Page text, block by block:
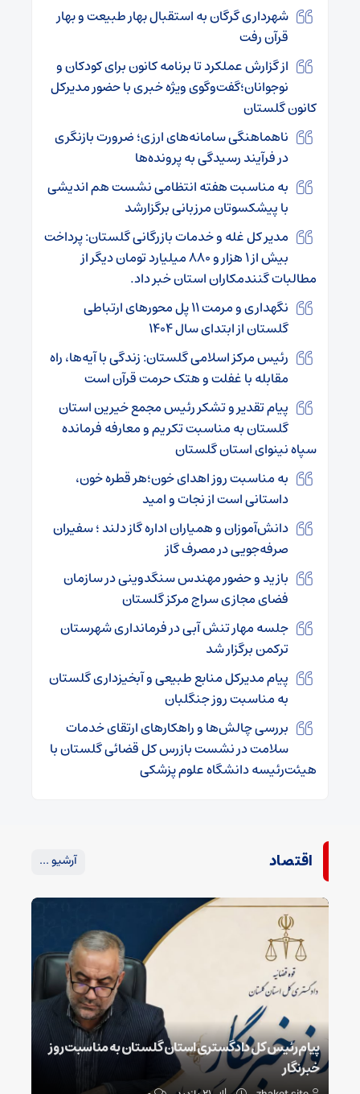
شهرداری گرگان به استقبال بهار طبیعت و بهار
قرآن رفت
از گزارش عملکرد تا برنامه کانون برای کودکان و
نوجوانان؛گفت‌وگوی ویژه خبری با حضور مدیرکل
کانون گلستان
ناهماهنگی سامانه‌های ارزی؛ ضرورت بازنگری
در فرآیند رسیدگی به پرونده‌ها
به مناسبت هفته انتظامی نشست هم اندیشی
با پیشکسوتان مرزبانی برگزارشد
مدیر کل غله و خدمات بازرگانی گلستان: پرداخت
بیش از ۱ هزار و ۸۸۰ میلیارد تومان دیگر از
مطالبات گنندمکاران استان خبر داد.
نگهداری و مرمت ۱۱ پل محورهای ارتباطی
گلستان از ابتدای سال ۱۴۰۴
رئیس مرکز اسلامی گلستان: زندگی با آیه‌ها، راه
مقابله با غفلت و هتک حرمت قرآن است
پیام تقدیر و تشکر رئیس مجمع خیرین استان
گلستان به مناسبت تکریم و معارفه فرمانده
سپاه نینوای استان گلستان
به مناسبت روز اهدای خون؛هر قطره خون،
داستانی است از نجات و امید
دانش‌آموزان و همیاران اداره گاز دلند ؛ سفیران
صرفه‌جویی در مصرف گاز
بازید و حضور مهندس سنگدوینی در سازمان
فضای مجازی سراج مرکز گلستان
جلسه مهار تنش آبی در فرمانداری شهرستان
ترکمن برگزار شد
پیام مدیرکل منابع طبیعی و آبخیزداری گلستان
به مناسبت روز جنگلبان
بررسی چالش‌ها و راهکارهای ارتقای خدمات
سلامت در نشست بازرس کل قضائی گلستان با
هیئت‌رئیسه دانشگاه علوم پزشکی
اقتصاد آرشیو ...
پیام رئیس کل دادگستری استان گلستان به مناسبت روز
خبرنگار